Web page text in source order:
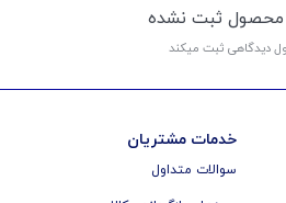
محصول ثبت نشده
دیدگاهی ثبت میکند
خدمات مشتریان
سوالات متداول